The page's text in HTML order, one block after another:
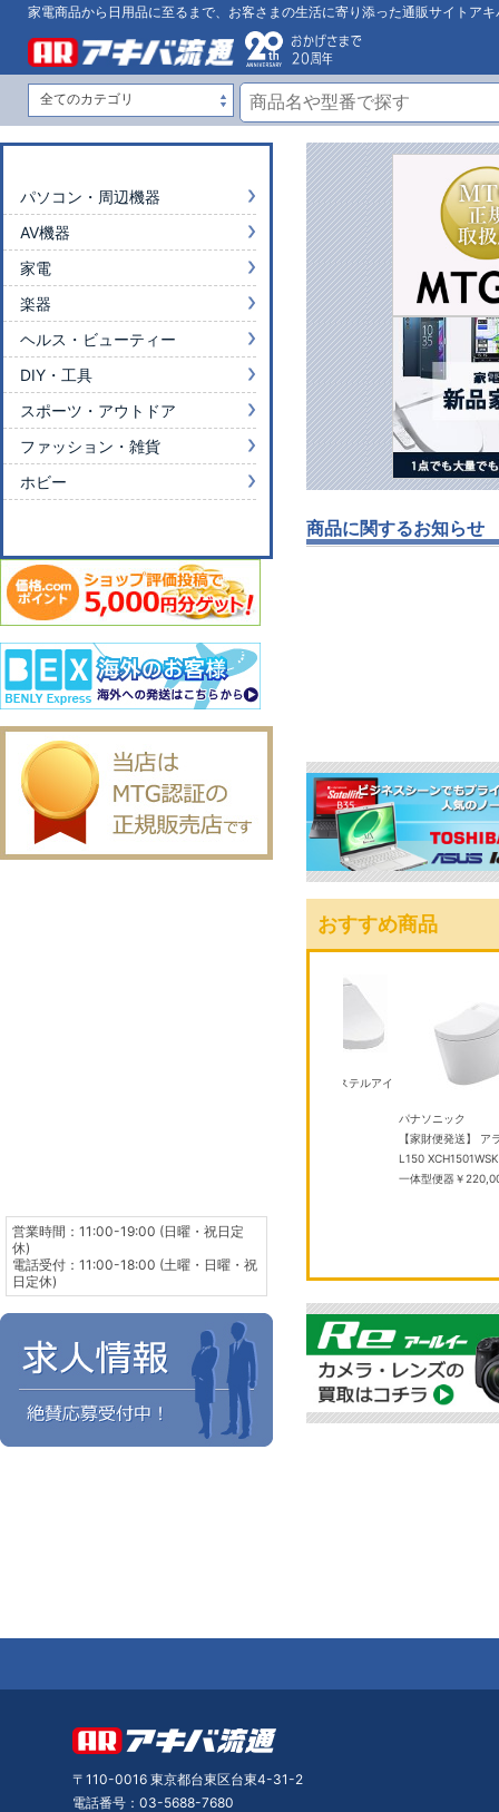
家電商品から日用品に至るまで、お客さまの生活に寄り添った通販サイトアキ
商品に関するお知らせ
おすすめ商品
P TCF587 #SC1 パステルアイ
パナソニック
【家財便発送】 ア
L150
一体型便器￥
パソコン・周辺機器
AV機器
家電
楽器
ヘルス・ビューティー
DIY・工具
スポーツ・アウトドア
ファッション・雑貨
ホビー
営業時間：11:00-19:00 (日曜・祝日定
休)
電話受付：11:00-18:00 (土曜・日曜・祝
日定休)
〒110-0016 東京都台東区台東4-31-2
電話番号：03-5688-7680